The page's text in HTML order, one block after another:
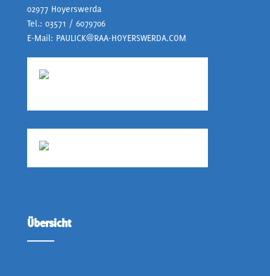
02977 Hoyerswerda
Tel.: 03571 / 6079706
E-Mail: PAULICK@RAA-HOYERSWERDA.COM
Übersicht